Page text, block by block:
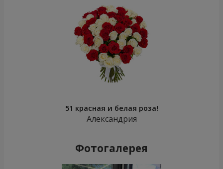
51 красная и белая роза!
Александрия
Фотогалерея